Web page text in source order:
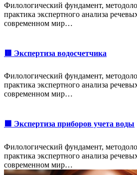
Филологический фундамент,
практика экспертного анализа
современном мир…
🟥 Экспертиза водосчетчика
Филологический фундамент,
практика экспертного анализа
современном мир…
🟩 Экспертиза приборов учета воды
Филологический фундамент,
практика экспертного анализа
современном мир…